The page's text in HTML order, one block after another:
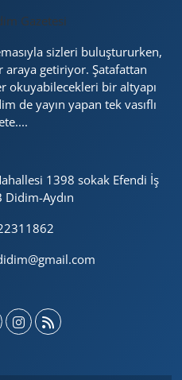
sizleri buluştururken,
getiriyor. Şatafattan
okuyabilecekleri bir altyapı
de yayın yapan tek vasıflı
1398 sokak Efendi İş
Didim-Aydın